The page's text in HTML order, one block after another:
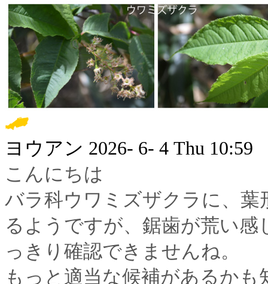
ヨウアン 2026- 6- 4 Thu 10:59
こんにちは
バラ科ウワミズザクラに、葉
るようですが、鋸歯が荒い
っきり確認できませんね。
もっと適当な候補があるかも